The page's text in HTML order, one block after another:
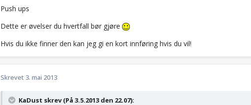
Push ups
Dette er øvelser du hvertfall bør gjøre
Hvis du ikke finner den kan jeg gi en kort innføring hvis du vil!
Skrevet 3. mai 2013
KaDust skrev (På 3.5.2013 den 22.07):